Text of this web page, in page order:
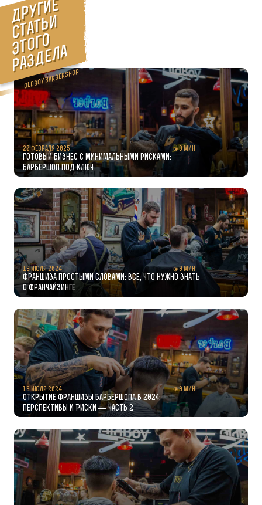
Д
р
у
г
и
е
с
т
а
т
ь
и
э
т
о
г
о
р
а
з
д
е
л
а
Oldboy Barbershop
20 февраля 2025 9 мин
Готовый бизнес с минимальными рисками:
барбершоп под ключ
19 июля 2024 9 мин
Франшиза простыми словами: все, что нужно знать
о франчайзинге
16 июля 2024 9 мин
Открытие Франшизы Барбершопа в 2024:
Перспективы и Риски — часть 2